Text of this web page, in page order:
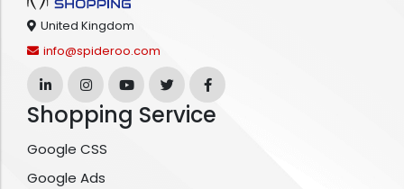
United Kingdom
info@spideroo.com
Shopping Service
Google CSS
Google Ads